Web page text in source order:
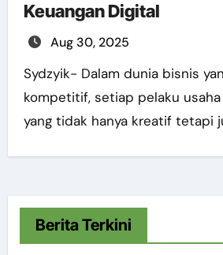
Keuangan Digital
Aug 30, 2025
Sydzyik- Dalam dunia bisnis yang semakin
kompetitif, setiap pelaku
yang tidak hanya kreatif tetapi
Berita Terkini